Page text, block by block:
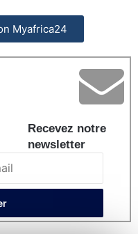
Myafrica24
Recevez notre
newsletter